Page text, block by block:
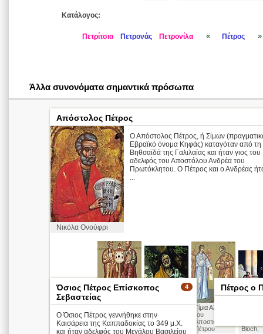
Κατάλογος:
Πετρίτσια Πετρονάς Πετρονίλα « Πέτρος »
Άλλα συνονόματα σημαντικά πρόσωπα
Απόστολος Πέτρος
Νικόλα Ονούφρι
Ο Απόστολος Πέτρος, ή Σίμων
Εβραϊκό όνομα Κηφάς) καταγόταν από τη
Βηθσαϊδά της Γαλιλαίας και ήταν γιος του
αδελφός του Αποστόλου Ανδρέα του
Πρωτόκλητου. Ο Πέτρος και ο Ανδρέας
...
Σταύρωση
του
Αποστόλου
Πέτρου
Πέτρος &
Παύλος οι
θεμελιωτές
της
Άγιος Πέτρος
Δομήνικος
Θεοτοκόπου
λος
Τίμια Αλυσίδα
του
Αποστόλου
Πέτρου
Bloch,
4
Όσιος Πέτρος Επίσκοπος
Σεβαστείας
Ο Όσιος Πέτρος γεννήθηκε στην
Καισάρεια της Καππαδοκίας το 349 μ.Χ.
και ήταν αδελφός του Μεγάλου Βασιλείου
Πέτρος ο